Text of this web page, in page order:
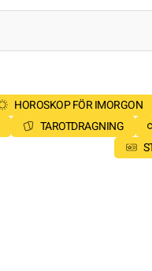
HOROSKOP FÖR IMORGON
TAROTDRAGNING